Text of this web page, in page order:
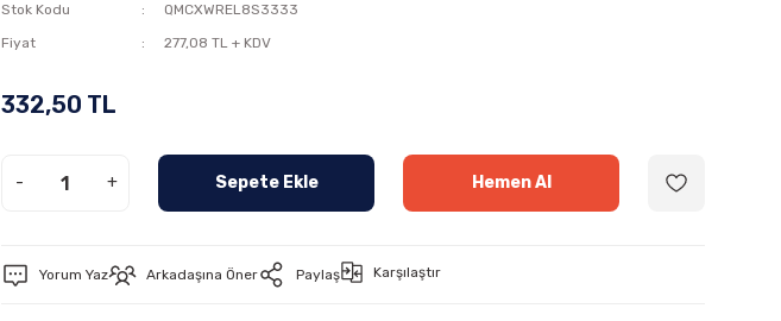
Stok Kodu
QMCXWREL8S3333
Fiyat
277,08 TL + KDV
332,50 TL
- + Sepete Ekle Hemen Al
Yorum Yaz Arkadaşına Öner Paylaş Karşılaştır